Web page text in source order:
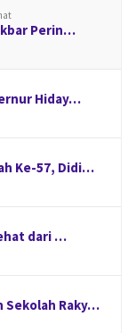
Perin…
Hiday…
Ke-57, Didi…
dari …
Sekolah Raky…